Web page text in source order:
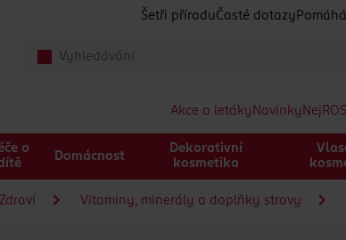
Šetři přírodu Časté dotazy
Akce a letáky Novinky Nej
o
Domácnost
Dekorativní
kosmetika
Zdraví Vitaminy, minerály a doplňky stravy